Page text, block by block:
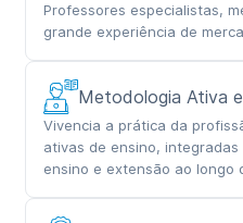
Professores especialistas,
grande experiência de
Metodologia Ativa
Vivencia a prática da
ativas de ensino,
ensino e extensão ao longo